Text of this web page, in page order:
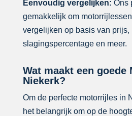
Eenvoudig vergelijken: Ons
gemakkelijk om
vergelijken op basis van prijs,
slagingspercentage en meer.
Wat maakt een
Niekerk?
Om de perfecte motorrijles in
het belangrijk om op de